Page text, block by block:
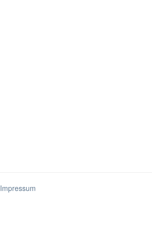
Impressum